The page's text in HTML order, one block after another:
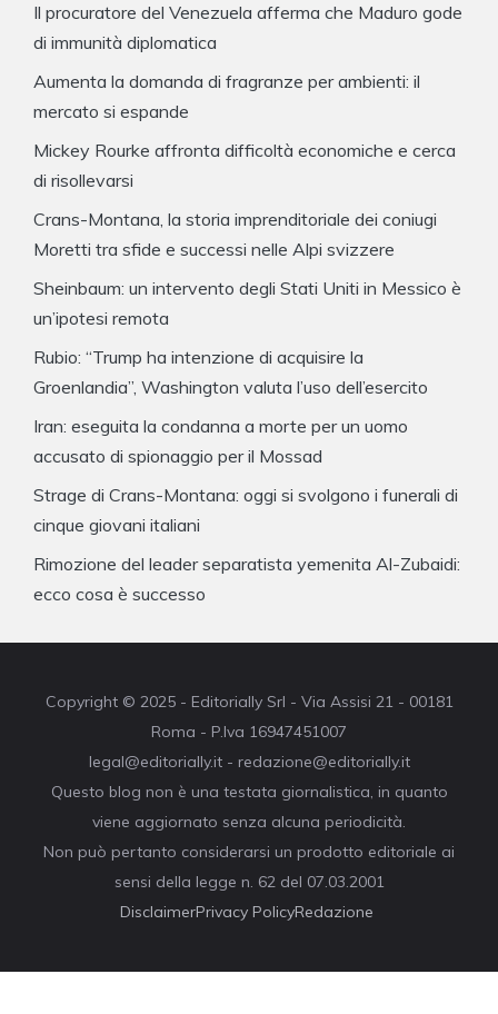
Il procuratore del Venezuela afferma che Maduro gode
di immunità diplomatica
Aumenta la domanda di fragranze per ambienti: il
mercato si espande
Mickey Rourke affronta difficoltà economiche e cerca
di risollevarsi
Crans-Montana, la storia imprenditoriale dei coniugi
Moretti tra sfide e successi nelle Alpi svizzere
Sheinbaum: un intervento degli Stati Uniti in Messico è
un’ipotesi remota
Rubio: “Trump ha intenzione di acquisire la
Groenlandia”, Washington valuta l’uso dell’esercito
Iran: eseguita la condanna a morte per un uomo
accusato di spionaggio per il Mossad
Strage di Crans-Montana: oggi si svolgono i funerali di
cinque giovani italiani
Rimozione del leader separatista yemenita Al-Zubaidi:
ecco cosa è successo
Copyright © 2025 - Editorially Srl - Via Assisi 21 - 00181
Roma - P.Iva 16947451007
legal@editorially.it - redazione@editorially.it
Questo blog non è una testata giornalistica, in quanto
viene aggiornato senza alcuna periodicità.
Non può pertanto considerarsi un prodotto editoriale ai
sensi della legge n. 62 del 07.03.2001
DisclaimerPrivacy PolicyRedazione